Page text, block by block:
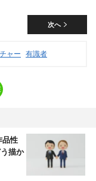
次へ
ャー 有識者
品性
描か